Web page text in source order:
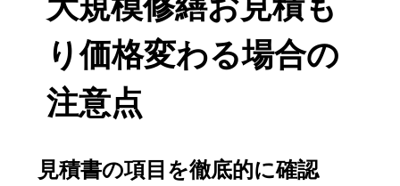
り価格変わる場合の
注意点
見積書の項目を徹底的に確認